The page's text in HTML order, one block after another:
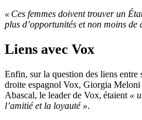
« Ces femmes doivent trouver un
plus d’opportunités et non moins de
Liens avec Vox
Enfin, sur la question des liens entre
droite espagnol Vox, Giorgia Meloni
Abascal, le leader de Vox, étaient «
l’amitié et la loyauté ».